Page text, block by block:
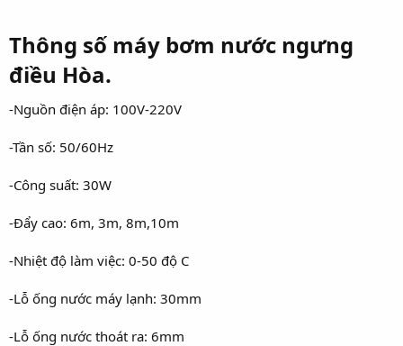
Thông số máy bơm nước ngưng
điều Hòa.
-Nguồn điện áp: 100V-220V
-Tần số: 50/60Hz
-Công suất: 30W
-Đẩy cao: 6m, 3m, 8m,10m
-Nhiệt độ làm việc: 0-50 độ C
-Lỗ ống nước máy lạnh: 30mm
-Lỗ ống nước thoát ra: 6mm